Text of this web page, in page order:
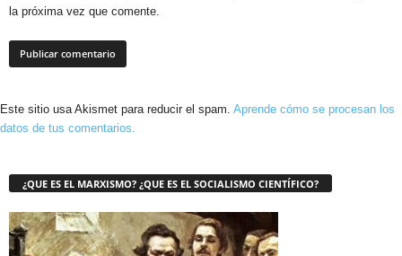
la próxima vez que comente.
Este sitio usa Akismet para reducir el spam. Aprende cómo se procesan los
datos de tus comentarios.
¿QUE ES EL MARXISMO? ¿QUE ES EL SOCIALISMO CIENTÍFICO?